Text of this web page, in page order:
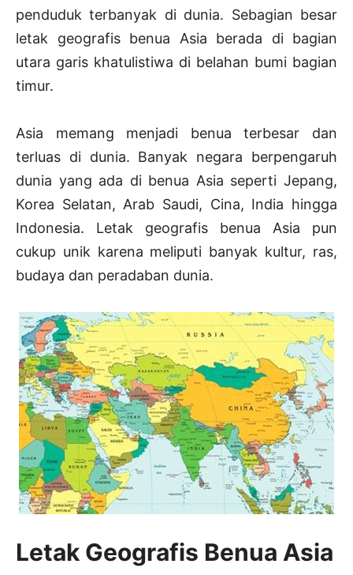
penduduk terbanyak di dunia. Sebagian besar
letak geografis benua Asia berada di bagian
utara garis khatulistiwa di belahan bumi bagian
timur.
Asia memang menjadi benua terbesar dan
terluas di dunia. Banyak negara berpengaruh
dunia yang ada di benua Asia seperti Jepang,
Korea Selatan, Arab Saudi, Cina, India hingga
Indonesia. Letak geografis benua Asia pun
cukup unik karena meliputi banyak kultur, ras,
budaya dan peradaban dunia.
Letak Geografis Benua Asia